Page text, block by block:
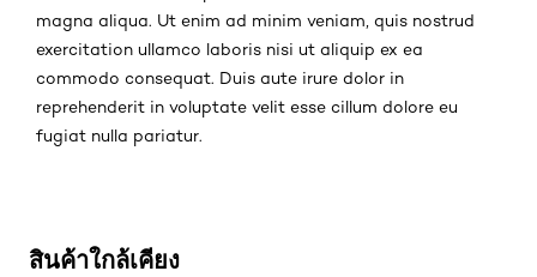
magna aliqua. Ut enim ad minim veniam, quis nostrud
exercitation ullamco laboris nisi ut aliquip ex ea
commodo consequat. Duis aute irure dolor in
reprehenderit in voluptate velit esse cillum dolore eu
fugiat nulla pariatur.
สินค้าใกล้เคียง